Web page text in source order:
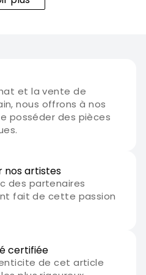
et la vente de
nous offrons à nos
posséder des pièces
nos artistes
des partenaires
fait de cette passion
certifiée
de cet article